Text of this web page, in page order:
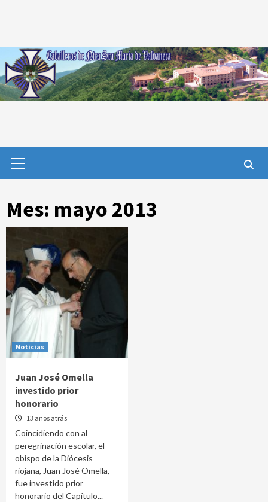
primario
Mes: mayo 2013
Noticias
Juan José Omella
investido prior
honorario
13 años atrás
Coincidiendo con al
peregrinación escolar, el
obispo de la Diócesis
riojana, Juan José Omella,
fue investido prior
honorario del Capítulo...